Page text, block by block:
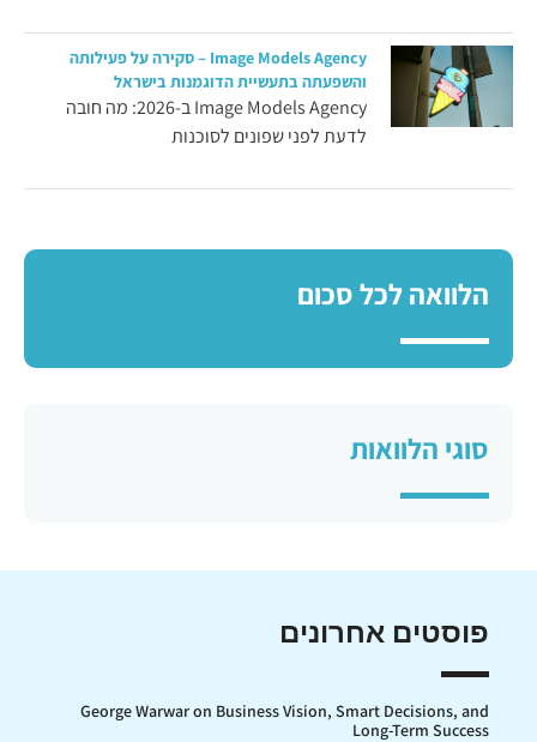
Image Models Agency – סקירה על פעילותה
והשפעתה בתעשיית הדוגמנות בישראל
Image Models Agency ב-2026: מה חובה
לדעת לפני שפונים לסוכנות
הלוואה לכל סכום
סוגי הלוואות
פוסטים אחרונים
George Warwar on Business Vision, Smart Decisions, and
Long-Term Success